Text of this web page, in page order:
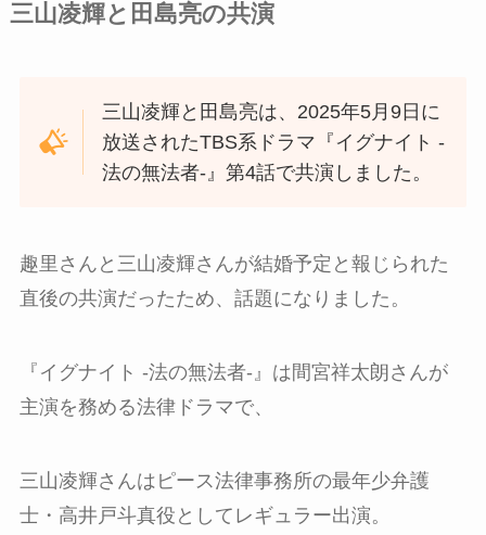
三山凌輝と田島亮の共演
三山凌輝と田島亮は、2025年5月9日に
放送されたTBS系ドラマ『イグナイト -
法の無法者-』第4話で共演しました。
趣里さんと三山凌輝さんが結婚予定と報じられた
直後の共演だったため、話題になりました。
『イグナイト -法の無法者-』は間宮祥太朗さんが
主演を務める法律ドラマで、
三山凌輝さんはピース法律事務所の最年少弁護
士・高井戸斗真役としてレギュラー出演。